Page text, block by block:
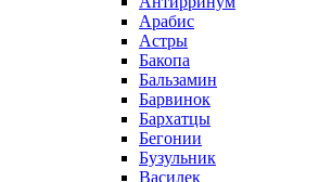
Арабис
Астры
Бакопа
Бальзамин
Барвинок
Бархатцы
Бегонии
Бузульник
Василек